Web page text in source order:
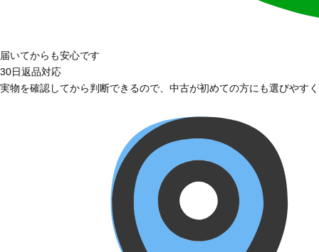
届いてからも安心です
30日返品対応
実物を確認してから判断できるので、中古が初めての方にも選びやす